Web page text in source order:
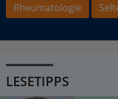
Rheumatologie
LESETIPPS